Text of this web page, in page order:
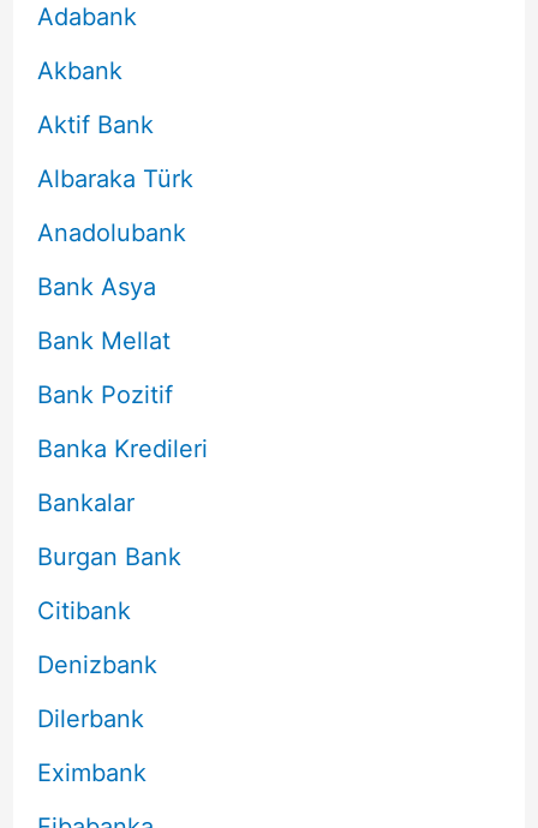
Adabank
Akbank
Aktif Bank
Albaraka Türk
Anadolubank
Bank Asya
Bank Mellat
Bank Pozitif
Banka Kredileri
Bankalar
Burgan Bank
Citibank
Denizbank
Dilerbank
Eximbank